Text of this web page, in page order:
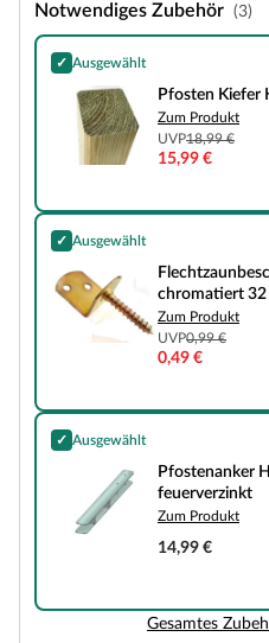
Notwendiges Zubehör (3)
✓ Ausgewählt
Pfosten Kiefer KDI gehobelt 200
Pfosten Kiefer
Zum Produkt
UVP18,99 €
15,99 €
✓ Ausgewählt
Flechtzaunbeschlag Winkel bunt
chromatiert 32
Zum Produkt
UVP0,99 €
0,49 €
✓ Ausgewählt
Pfostenanker H-Form 91 mm
Pfostenanker
feuerverzinkt
Zum Produkt
14,99 €
Gesamtes